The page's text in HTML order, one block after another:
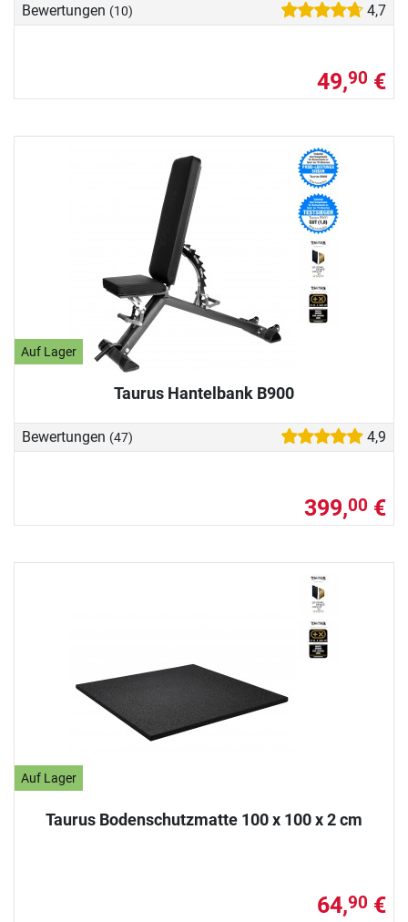
Bewertungen (10) 4,7
49,90 €
Auf Lager
Taurus Hantelbank B900
Bewertungen (47) 4,9
399,00 €
Auf Lager
Taurus Bodenschutzmatte 100 x 100 x 2 cm
64,90 €